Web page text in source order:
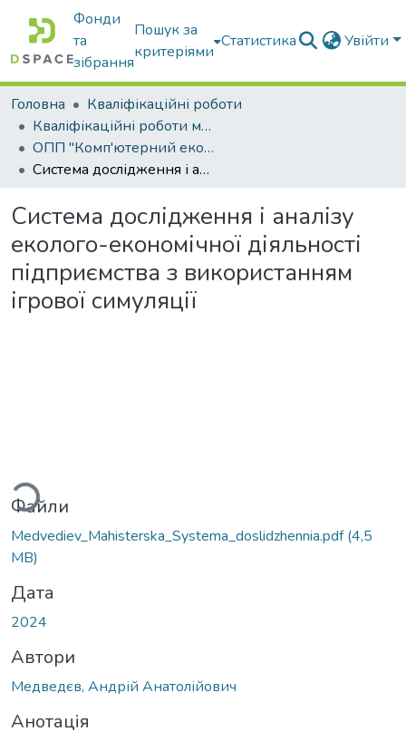
Фонди
та
зібрання
Пошук за
критеріями
Статистика Увійти
Головна
Кваліфікаційні роботи
Кваліфікаційні роботи магістрів
ОПП "Комп'ютерний еколого-економічний моніторинг"
Система дослідження і аналізу еколого-економічної діяльності підприємства з використанням ігрової симуляції
Система дослідження і аналізу
еколого-економічної діяльності
підприємства з використанням
ігрової симуляції
Вантажиться...
Файли
Medvediev_Mahisterska_Systema_doslidzhennia.pdf(4,5
MB)
Дата
2024
Автори
Медведєв, Андрій Анатолійович
Анотація